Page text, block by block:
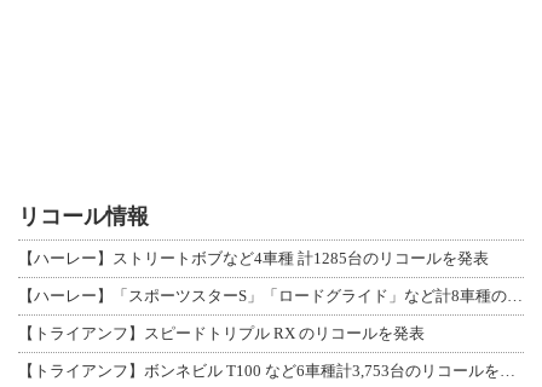
リコール情報
【ハーレー】ストリートボブなど4車種 計1285台のリコールを発表
【ハーレー】「スポーツスターS」「ロードグライド」など計8車種のリコールを発表
【トライアンフ】スピードトリプル RX のリコールを発表
【トライアンフ】ボンネビル T100 など6車種計3,753台のリコールを発表